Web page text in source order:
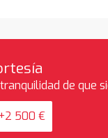
de que
500 €